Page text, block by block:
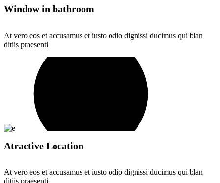
Window in bathroom
At vero eos et accusamus et iusto odio dignissi ducimus qui blan
ditiis praesenti
Atractive Location
At vero eos et accusamus et iusto odio dignissi ducimus qui blan
ditiis praesenti